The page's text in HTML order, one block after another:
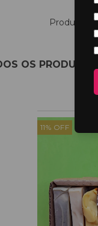
Produtos
OS PRODUTOS
11% OFF